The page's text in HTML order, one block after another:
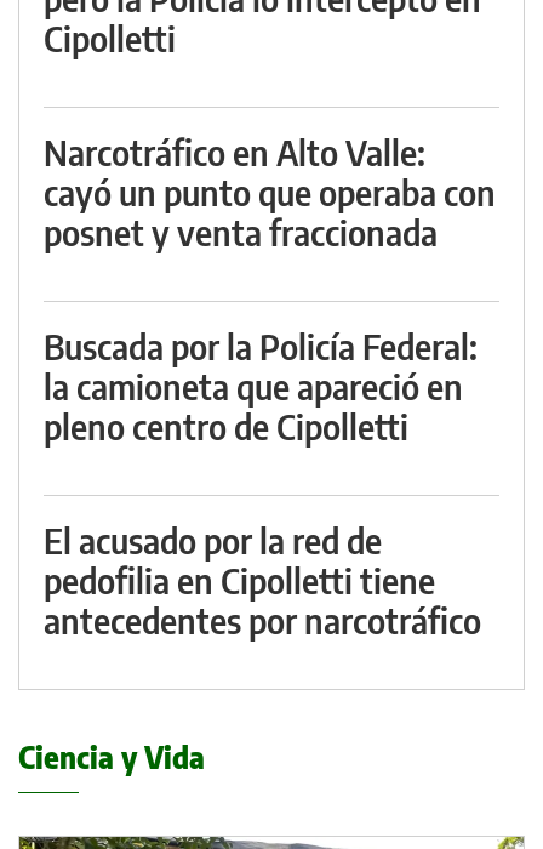
Cipolletti
Narcotráfico en Alto Valle:
cayó un punto que operaba con
posnet y venta fraccionada
Buscada por la Policía Federal:
la camioneta que apareció en
pleno centro de Cipolletti
El acusado por la red de
pedofilia en Cipolletti tiene
antecedentes por narcotráfico
Ciencia y Vida